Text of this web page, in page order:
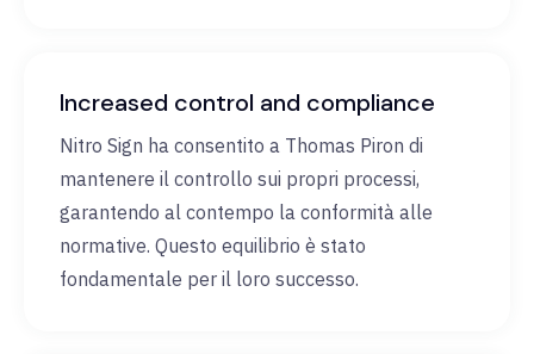
Increased control and compliance
Nitro Sign ha consentito a Thomas Piron di
mantenere il controllo sui propri processi,
garantendo al contempo la conformità alle
normative. Questo equilibrio è stato
fondamentale per il loro successo.